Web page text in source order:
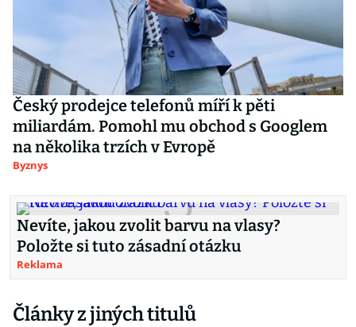
Český prodejce telefonů míří k pěti
miliardám. Pomohl mu obchod s Googlem
na několika trzích v Evropě
Byznys
Nevíte, jakou zvolit barvu na vlasy?
Položte si tuto zásadní otázku
Reklama
Články z jiných titulů